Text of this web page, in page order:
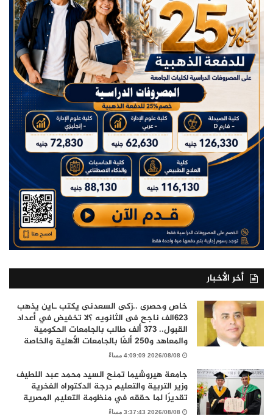
أخر الأخبار
خاص وحصرى ..زكى السعدنى يكتب ـاين يذهب
٦٢٣الف ناجح فى الثانويه ؟لا تخفيض في أعداد
القبول.. 373 ألف طالب بالجامعات الحكومية
والمعاهد و250 ألفًا بالجامعات الأهلية والخاصة
2026/08/08 4:09:09 مساءً
جامعة هيروشيما تمنح السيد محمد عبد اللطيف
وزير التربية والتعليم درجة الدكتوراه الفخرية
تقديرًا لما حققه في منظومة التعليم المصرية
2026/08/08 3:37:43 مساءً